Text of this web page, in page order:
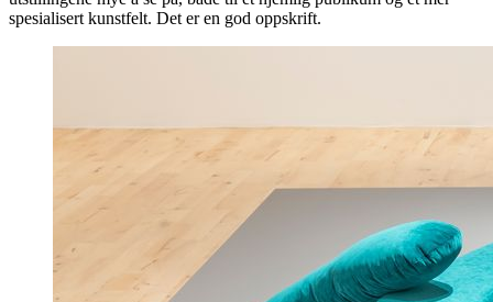
spesialisert kunstfelt. Det er en god oppskrift.